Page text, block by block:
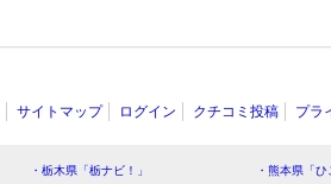
サイトマップ ログイン クチコミ投稿 プラ
・栃木県「栃ナビ！」
・熊本県「